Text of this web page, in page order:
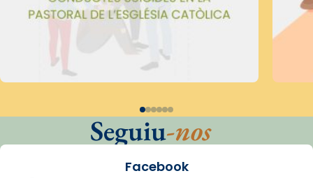
Seguiu-nos
Facebook